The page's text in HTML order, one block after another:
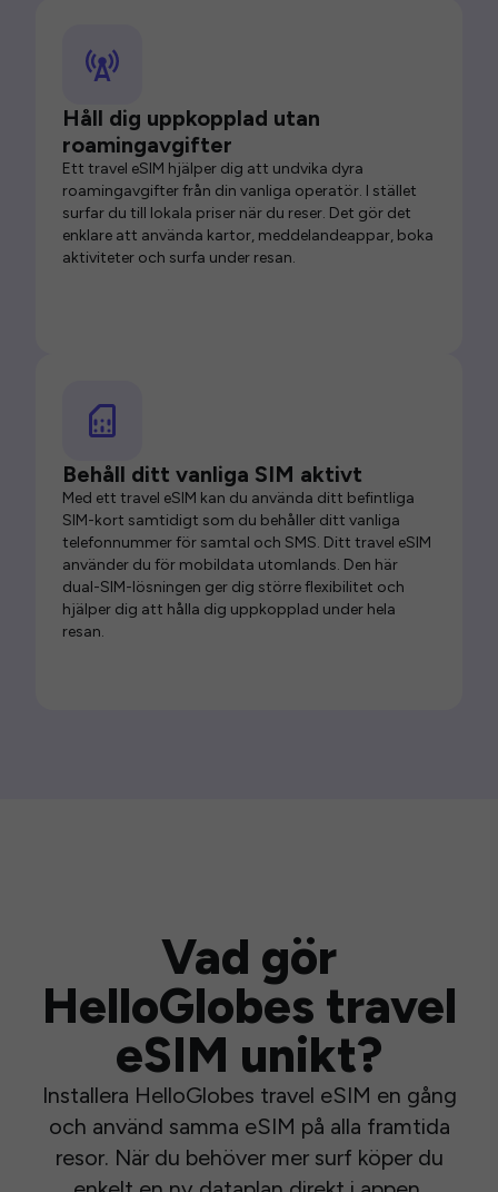
Håll dig uppkopplad utan
roamingavgifter
Ett travel eSIM hjälper dig att undvika dyra
roamingavgifter från din vanliga operatör. I stället
surfar du till lokala priser när du reser. Det gör det
enklare att använda kartor, meddelandeappar, boka
aktiviteter och surfa under resan.
Behåll ditt vanliga SIM aktivt
Med ett travel eSIM kan du använda ditt befintliga
SIM-kort samtidigt som du behåller ditt vanliga
telefonnummer för samtal och SMS. Ditt travel eSIM
använder du för mobildata utomlands. Den här
dual-SIM-lösningen ger dig större flexibilitet och
hjälper dig att hålla dig uppkopplad under hela
resan.
Vad gör
HelloGlobes travel
eSIM unikt?
Installera HelloGlobes travel eSIM en gång
och använd samma eSIM på alla framtida
resor. När du behöver mer surf köper du